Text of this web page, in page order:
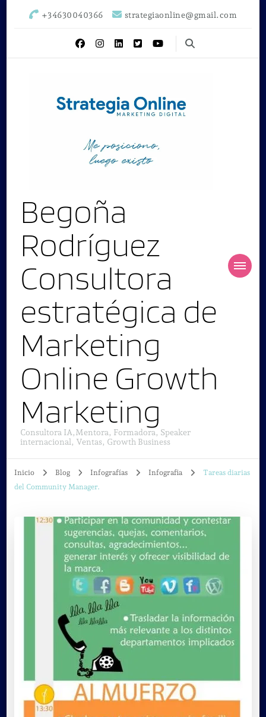
+34630040366 strategiaonline@gmail.com
Begoña
Rodríguez
Consultora
estratégica de
Marketing
Online Growth
Marketing
Consultora IA,Mentora, Formadora, Speaker
internacional, Ventas, Growth Business
Inicio Blog Infografías Infografia
Tareas diarias
del Community Manager.